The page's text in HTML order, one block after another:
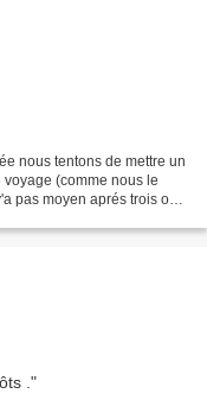
nous tentons de mettre un
(comme nous le
pas moyen aprés trois ou